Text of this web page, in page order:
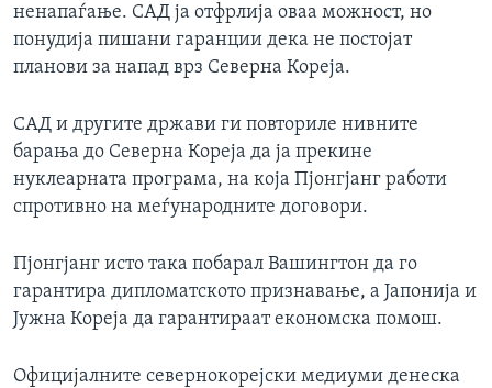
ненапаѓање. САД ја отфрлија оваа можност, но
понудија пишани гаранции дека не постојат
планови за напад врз Северна Кореја.
САД и другите држави ги повториле нивните
барања до Северна Кореја да ја прекине
нуклеарната програма, на која Пјонгјанг работи
спротивно на меѓународните договори.
Пјонгјанг исто така побарал Вашингтон да го
гарантира дипломатското признавање, а Јапонија и
Јужна Кореја да гарантираат економска помош.
Официјалните севернокорејски медиуми денеска